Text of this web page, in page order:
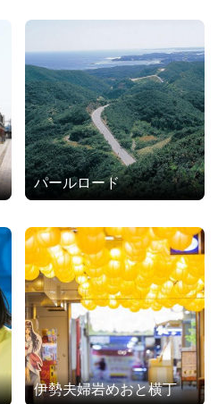
パールロード
伊勢夫婦岩めおと横丁